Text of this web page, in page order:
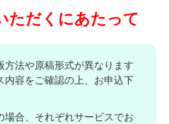
ただくにあたって
方法や原稿形式が異なります
内容をご確認の上、お申込下
場合、それぞれサービスでお